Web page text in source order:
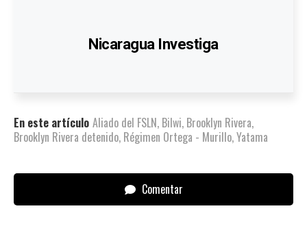
Nicaragua Investiga
En este artículo Aliado del FSLN, Bilwi, Brooklyn Rivera,
Brooklyn Rivera detenido, Régimen Ortega - Murillo,Yatama
Comentar